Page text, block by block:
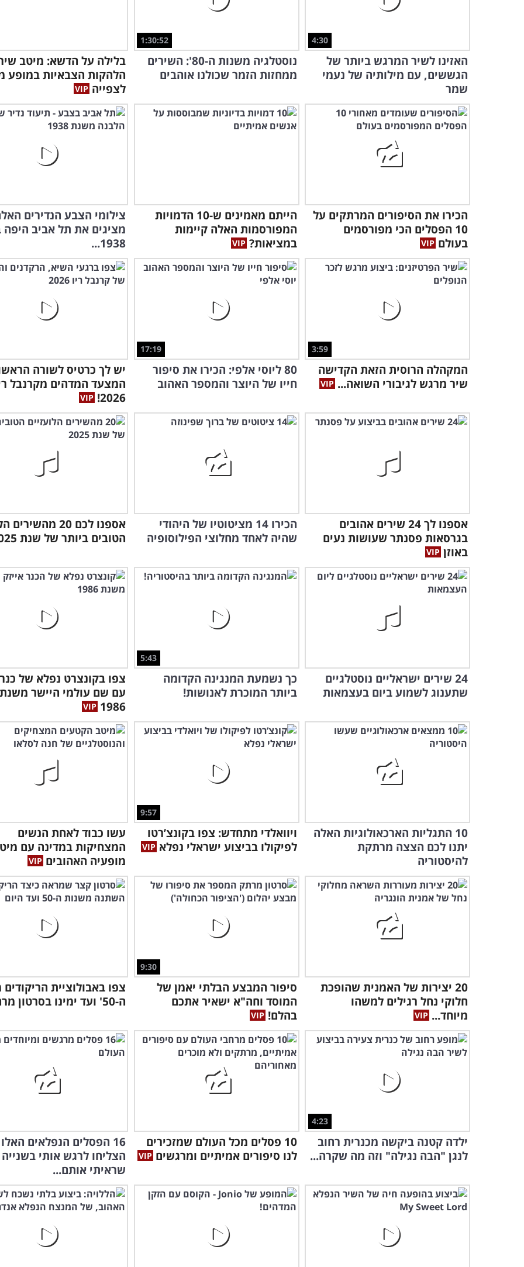
4:30
האזינו לשיר המרגש ביותר של
הגששים, עם מילותיה של נעמי
שמר
1:30:52
נוסטלגיה משנות ה-80': השירים
ממחזות הזמר שכולנו אוהבים
בלילה על הדשא: מיטב
הלהקות הצבאיות במופע
לצפייה
הכירו את הסיפורים המרתקים על
10 הפסלים הכי מפורסמים
בעולם
הייתם מאמינים ש-10 הדמויות
המפורסמות האלה קיימות
במציאות?
צילומי הצבע הנדירים
מציגים את תל אביב
1938...
3:59
המקהלה הרוסית הזאת הקדישה
שיר מרגש לגיבורי השואה...
17:19
80 ליוסי אלפי: הכירו את סיפור
חייו של היוצר והמספר האהוב
יש לך כרטיס לשורה
המצעד המדהים מקרנבל
2026!
אספנו לך 24 שירים אהובים
בגרסאות פסנתר שעושות נעים
באוזן
הכירו 14 מציטוטיו של היהודי
שהיה לאחד מחלוצי הפילוסופיה
אספנו לכם 20
הטובים ביותר של שנת 2025
24 שירים ישראליים נוסטלגיים
שתענוג לשמוע ביום בעצמאות
5:43
כך נשמעת המנגינה הקדומה
ביותר המוכרת לאנושות!
צפו בקונצרט נפלא של כנר
עם שם עולמי היישר משנת
1986
10 התגליות הארכאולוגיות האלה
יתנו לכם הצצה מרתקת
להיסטוריה
9:57
ויוואלדי מתחדש: צפו בקונצ’רטו
לפיקולו בביצוע ישראלי נפלא
עשו כבוד לאחת הנשים
המצחיקות במדינה עם
מופעיה האהובים
20 יצירות של האמנית שהופכת
חלוקי נחל רגילים למשהו
מיוחד...
9:30
סיפור המבצע הבלתי יאמן של
המוסד וחה"א ישאיר אתכם
בהלם!
צפו באבולוציית
ה-50' ועד ימינו בסרטון מרהיב
4:23
ילדה קטנה ביקשה מכנרית רחוב
לנגן "הבה נגילה" וזה מה שקרה...
10 פסלים מכל העולם שמזכירים
לנו סיפורים אמיתיים ומרגשים
16 הפסלים הנפלאים האלו
הצליחו לרגש אותי בשנייה
שראיתי אותם...